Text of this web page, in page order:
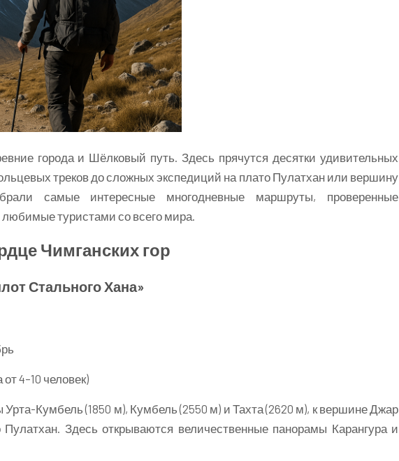
города и Шёлковый путь. Здесь прячутся десятки удивительных
треков до сложных экспедиций на плато Пулатхан или вершину
самые интересные многодневные маршруты, проверенные
туристами со всего мира.
Чимганских гор
Стального Хана»
4–10 человек)
Урта-Кумбель (1850 м), Кумбель (2550 м) и Тахта (2620 м), к вершине Джар
Здесь открываются величественные панорамы Карангура и